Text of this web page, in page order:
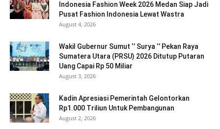
Indonesia Fashion Week 2026 Medan Siap Jadi
Pusat Fashion Indonesia Lewat Wastra
August 4, 2026
Wakil Gubernur Sumut ‘’ Surya ‘’ Pekan Raya
Sumatera Utara (PRSU) 2026 Ditutup Putaran
Uang Capai Rp 50 Miliar
August 3, 2026
Kadin Apresiasi Pemerintah Gelontorkan
Rp1.000 Triliun Untuk Pembangunan
August 2, 2026